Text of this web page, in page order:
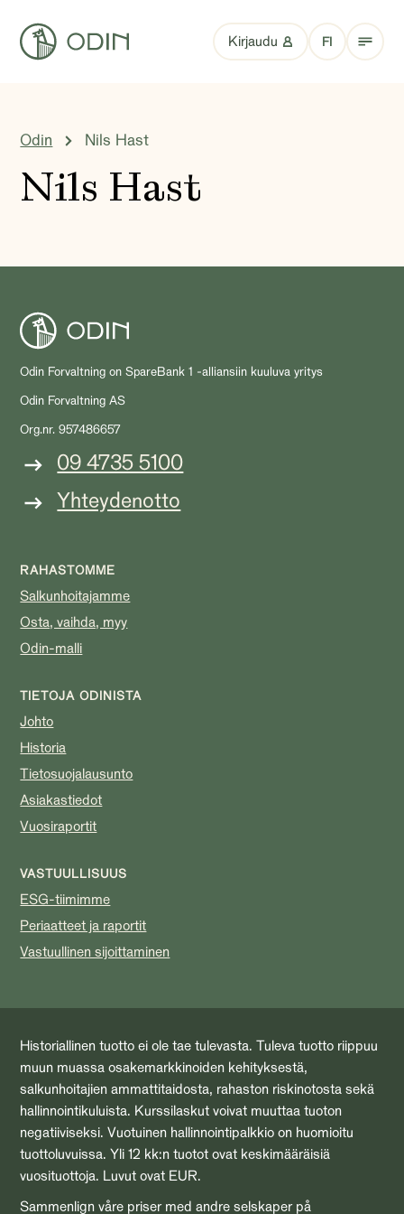
Kirjaudu FI
Odin Nils Hast
Nils Hast
Odin Forvaltning on SpareBank 1 -alliansiin kuuluva yritys
Odin Forvaltning AS
Org.nr. 957486657
09 4735 5100
Yhteydenotto
RAHASTOMME
Salkunhoitajamme
Osta, vaihda, myy
Odin-malli
TIETOJA ODINISTA
Johto
Historia
Tietosuojalausunto
Asiakastiedot
Vuosiraportit
VASTUULLISUUS
ESG-tiimimme
Periaatteet ja raportit
Vastuullinen sijoittaminen
Historiallinen tuotto ei ole tae tulevasta. Tuleva tuotto riippuu
muun muassa osakemarkkinoiden kehityksestä,
salkunhoitajien ammattitaidosta, rahaston riskinotosta sekä
hallinnointikuluista. Kurssilaskut voivat muuttaa tuoton
negatiiviseksi. Vuotuinen hallinnointipalkkio on huomioitu
tuottoluvuissa. Yli 12 kk:n tuotot ovat keskimääräisiä
vuosituottoja. Luvut ovat EUR.
Sammenlign våre priser med andre selskaper på